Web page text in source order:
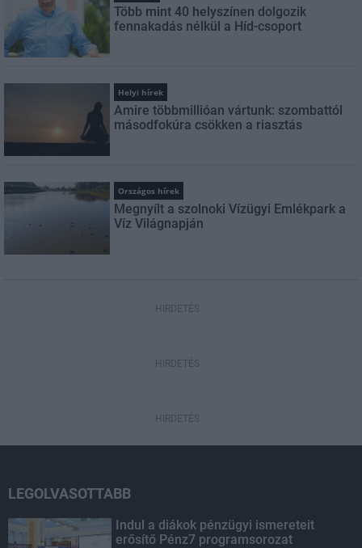
Több mint 40 helyszínen dolgozik
fennakadás nélkül a Híd-csoport
Helyi hírek
Amire többmillióan vártunk: szombattól
másodfokúra csökken a riasztás
Országos hírek
Megnyílt a szolnoki Vízügyi Emlékpark a
Víz Világnapján
HIRDETÉS
HIRDETÉS
HIRDETÉS
LEGOLVASOTTABB
Indul a diákok pénzügyi ismereteit
erősítő Pénz7 programsorozat